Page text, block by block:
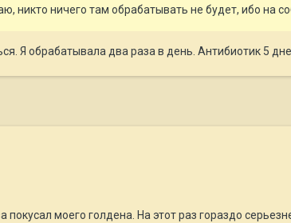
никто ничего там обрабатывать не будет, ибо на
Я обрабатывала два раза в день. Антибиотик 5
покусал моего голдена. На этот раз гораздо